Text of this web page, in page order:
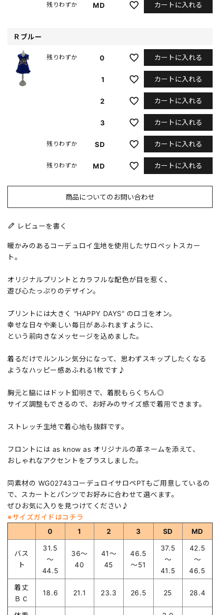
MD
残りわずか カートに入れる
Ｒブルー
0
残りわずか カートに入れる
1 カートに入れる
2 カートに入れる
3 カートに入れる
SD
残りわずか カートに入れる
MD
残りわずか カートに入れる
商品についてのお問い合わせ
レビューを書く
暖かみのあるコーデュロイ生地を使用したサロペットスカー
ト。
オリジナルプリントとカラフルな配色が目を惹く、
遊び心たっぷりのデザイン。
プリントには大きく “HAPPY DAYS” のロゴをオン。
幸せな日々や楽しい毎日があふれますように、
という前向きなメッセージを込めました。
着るだけでルンルン気分になって、思わずスキップしたくなる
ようなハッピー感あふれる1枚です♪
胸元と脇にはドット釦明きで、着脱もらくちん◎
サイズ調整もできるので、お好みのサイズ感で着用できます。
ストレッチ生地で着心地も抜群です。
フロントには as know as オリジナルの革ネームを添えて、
おしゃれなアクセントをプラスしました。
同素材の WG02743コーデュロイサロペPTもご用意しているの
で、スカートとパンツでお好みに合わせて選べます。
ぜひお気に入りを見つけてください♪
※サイズガイドはコチラ
0
1 2 3 SD MD
バス
ト
31.5
～
44.5
36～
40
41～
45
46.5
～51
37.5
～
41.5
42.5
～
46.5
着丈
ＢＣ
18.6 21.1 23.3 26.5 25 28.4